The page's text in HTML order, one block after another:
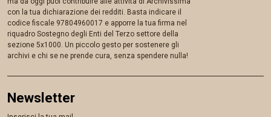
con la tua dichiarazione dei redditi. Basta indicare il
codice fiscale 97804960017 e apporre la tua firma nel
riquadro Sostegno degli Enti del Terzo settore della
sezione 5x1000. Un piccolo gesto per sostenere gli
archivi e chi se ne prende cura, senza spendere nulla!
Newsletter